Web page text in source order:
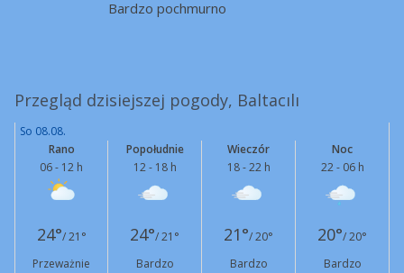
Bardzo pochmurno
Przegląd dzisiejszej pogody, Baltacılı
So 08.08.
Rano
06 - 12 h
Popołudnie
12 - 18 h
Wieczór
18 - 22 h
Noc
22 - 06 h
24°/ 21° 24°/ 21° 21°/ 20° 20°/ 20°
Przeważnie
Bardzo
Bardzo
Bardzo